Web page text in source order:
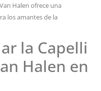
Halen ofrece una
los amantes de la
la Capelli
Halen en